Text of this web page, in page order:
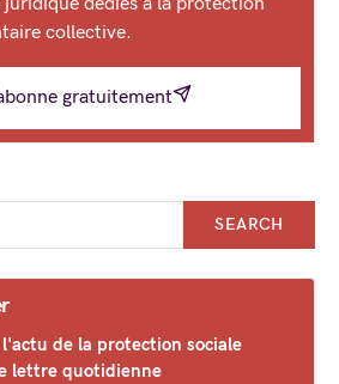
collective.
gratuitement
SEARCH
de la protection sociale
lettre quotidienne